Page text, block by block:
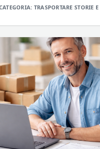
TRASPORTARESTORIE